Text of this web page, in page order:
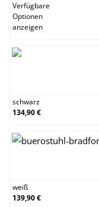
Verfügbare
Optionen
anzeigen
schwarz
134,90 €
weiß
139,90 €